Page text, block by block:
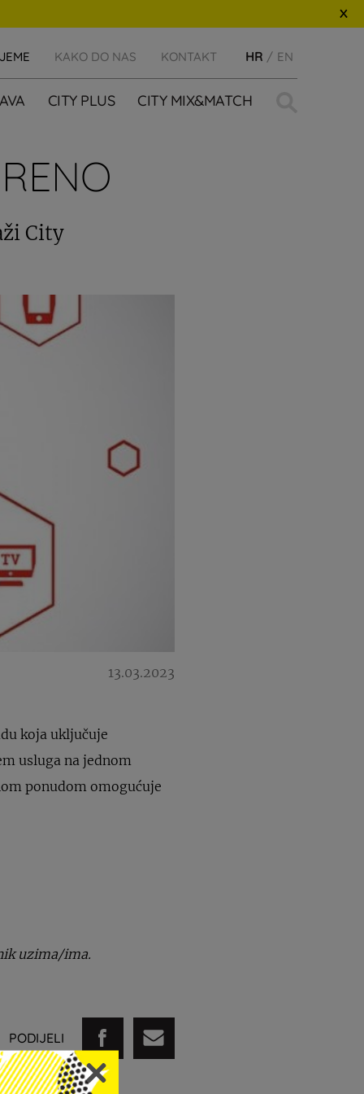
KAKO DO NAS KONTAKT HR EN
CITY PLUS CITY MIX&MATCH
City
13.03.2023
koja uključuje
usluga na jednom
ponudom omogućuje
uzima/ima.
PODIJELI